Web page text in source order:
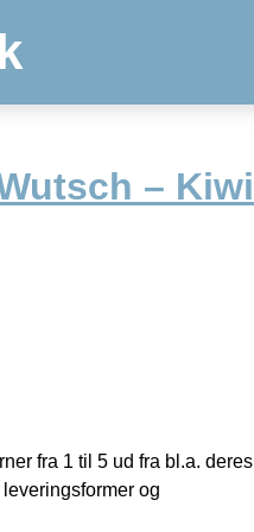
– Kiwi
fra 1 til 5 ud fra bl.a. deres
og